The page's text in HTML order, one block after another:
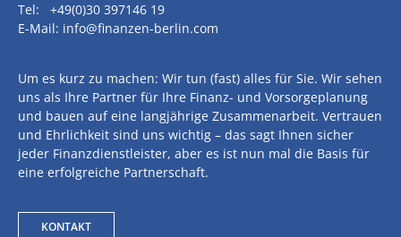
Tel: +49(0)30 397146 19
E-Mail: info@finanzen-berlin.com
Um es kurz zu machen: Wir tun (fast) alles für Sie. Wir sehen
uns als Ihre Partner für Ihre Finanz- und Vorsorgeplanung
und bauen auf eine langjährige Zusammenarbeit. Vertrauen
und Ehrlichkeit sind uns wichtig – das sagt Ihnen sicher
jeder Finanzdienstleister, aber es ist nun mal die Basis für
eine erfolgreiche Partnerschaft.
KONTAKT